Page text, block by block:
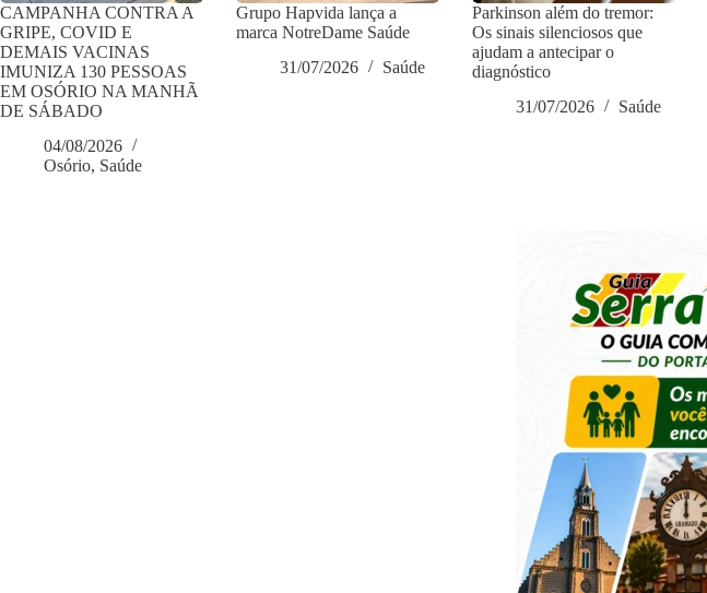
CAMPANHA CONTRA A
GRIPE, COVID E
DEMAIS VACINAS
IMUNIZA 130 PESSOAS
EM OSÓRIO NA MANHÃ
DE SÁBADO
04/08/2026
Osório, Saúde
Grupo Hapvida lança a
marca NotreDame Saúde
31/07/2026
Saúde
Parkinson além do tremor:
Os sinais silenciosos que
ajudam a antecipar o
diagnóstico
31/07/2026
Saúde